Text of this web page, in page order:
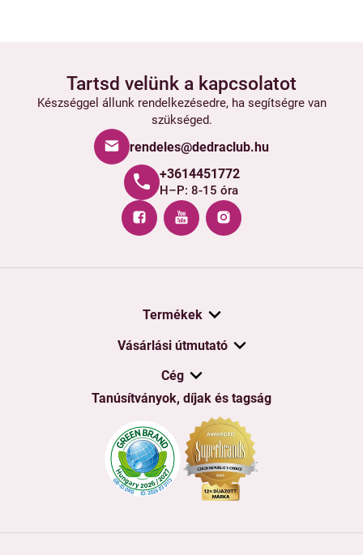
Tartsd velünk a kapcsolatot
Készséggel állunk rendelkezésedre, ha segítségre van
szükséged.
rendeles@dedraclub.hu
+3614451772
H–P: 8-15 óra
Termékek
Vásárlási útmutató
Cég
Tanúsítványok, díjak és tagság